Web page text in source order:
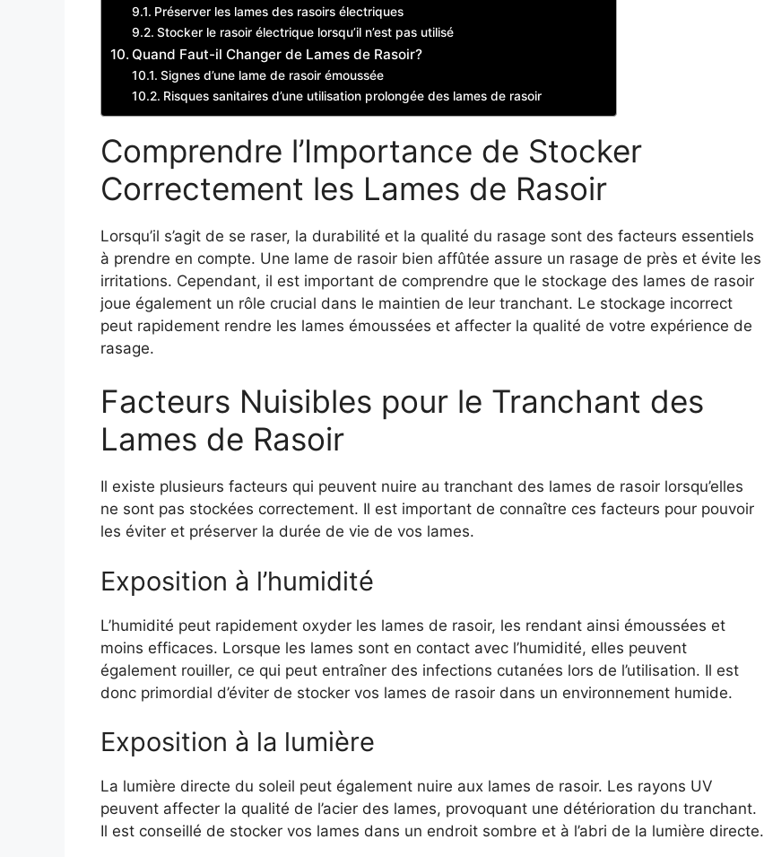
Préserver les lames des rasoirs électriques
Stocker le rasoir électrique lorsqu’il n’est pas utilisé
Quand Faut-il Changer de Lames de Rasoir?
Signes d’une lame de rasoir émoussée
Risques sanitaires d’une utilisation prolongée des lames de rasoir
Comprendre l’Importance de Stocker
Correctement les Lames de Rasoir
Lorsqu’il s’agit de se raser, la durabilité et la qualité du rasage sont des facteurs essentiels
à prendre en compte. Une lame de rasoir bien affûtée assure un rasage de près et évite les
irritations. Cependant, il est important de comprendre que le stockage des lames de rasoir
joue également un rôle crucial dans le maintien de leur tranchant. Le stockage incorrect
peut rapidement rendre les lames émoussées et affecter la qualité de votre expérience de
rasage.
Facteurs Nuisibles pour le Tranchant des
Lames de Rasoir
Il existe plusieurs facteurs qui peuvent nuire au tranchant des lames de rasoir lorsqu’elles
ne sont pas stockées correctement. Il est important de connaître ces facteurs pour pouvoir
les éviter et préserver la durée de vie de vos lames.
Exposition à l’humidité
L’humidité peut rapidement oxyder les lames de rasoir, les rendant ainsi émoussées et
moins efficaces. Lorsque les lames sont en contact avec l’humidité, elles peuvent
également rouiller, ce qui peut entraîner des infections cutanées lors de l’utilisation. Il est
donc primordial d’éviter de stocker vos lames de rasoir dans un environnement humide.
Exposition à la lumière
La lumière directe du soleil peut également nuire aux lames de rasoir. Les rayons UV
peuvent affecter la qualité de l’acier des lames, provoquant une détérioration du tranchant.
Il est conseillé de stocker vos lames dans un endroit sombre et à l’abri de la lumière directe.